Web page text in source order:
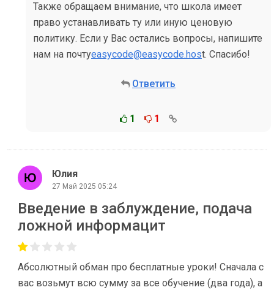
Также обращаем внимание, что школа имеет
право устанавливать ту или иную ценовую
политику. Если у Вас остались вопросы, напишите
нам на почтуeasycode@easycode.host. Спасибо!
Ответить
1 1
Юлия
27 Май 2025 05:24
Введение в заблуждение, подача
ложной информацит
Абсолютный обман про бесплатные уроки! Сначала с
вас возьмут всю сумму за все обучение (два года), а